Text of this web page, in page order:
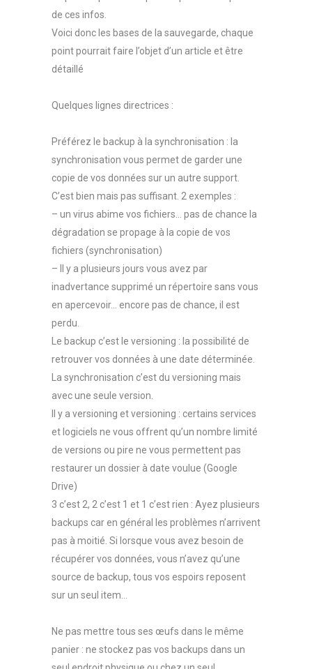
de ces infos.
Voici donc les bases de la sauvegarde, chaque
point pourrait faire l’objet d’un article et être
détaillé
Quelques lignes directrices :
Préférez le backup à la synchronisation : la
synchronisation vous permet de garder une
copie de vos données sur un autre support.
C’est bien mais pas suffisant. 2 exemples :
– un virus abime vos fichiers… pas de chance la
dégradation se propage à la copie de vos
fichiers (synchronisation)
– Il y a plusieurs jours vous avez par
inadvertance supprimé un répertoire sans vous
en apercevoir… encore pas de chance, il est
perdu.
Le backup c’est le versioning : la possibilité de
retrouver vos données à une date déterminée.
La synchronisation c’est du versioning mais
avec une seule version.
Il y a versioning et versioning : certains services
et logiciels ne vous offrent qu’un nombre limité
de versions ou pire ne vous permettent pas
restaurer un dossier à date voulue (Google
Drive)
3 c’est 2, 2 c’est 1 et 1 c’est rien : Ayez plusieurs
backups car en général les problèmes n’arrivent
pas à moitié. Si lorsque vous avez besoin de
récupérer vos données, vous n’avez qu’une
source de backup, tous vos espoirs reposent
sur un seul item…
Ne pas mettre tous ses œufs dans le même
panier : ne stockez pas vos backups dans un